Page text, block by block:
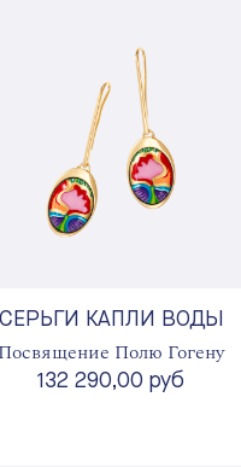
СЕРЬГИ КАПЛИ ВОДЫ
Посвящение Полю Гогену
132 290,00 руб